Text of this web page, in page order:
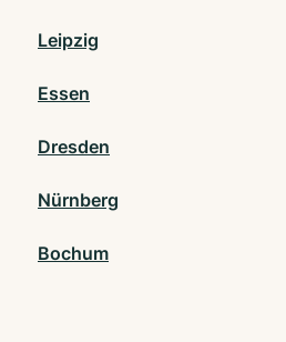
Leipzig
Essen
Dresden
Nürnberg
Bochum